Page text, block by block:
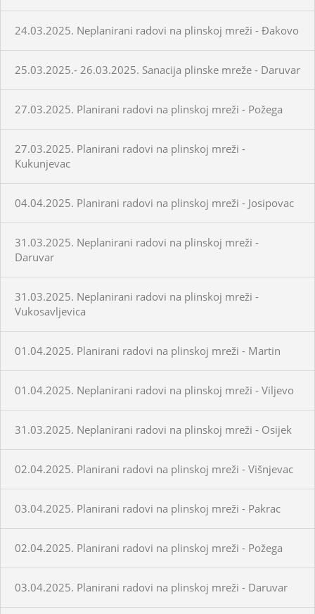
24.03.2025. Neplanirani radovi na plinskoj mreži - Đakovo
25.03.2025.- 26.03.2025. Sanacija plinske mreže - Daruvar
27.03.2025. Planirani radovi na plinskoj mreži - Požega
27.03.2025. Planirani radovi na plinskoj mreži -
Kukunjevac
04.04.2025. Planirani radovi na plinskoj mreži - Josipovac
31.03.2025. Neplanirani radovi na plinskoj mreži -
Daruvar
31.03.2025. Neplanirani radovi na plinskoj mreži -
Vukosavljevica
01.04.2025. Planirani radovi na plinskoj mreži - Martin
01.04.2025. Neplanirani radovi na plinskoj mreži - Viljevo
31.03.2025. Neplanirani radovi na plinskoj mreži - Osijek
02.04.2025. Planirani radovi na plinskoj mreži - Višnjevac
03.04.2025. Planirani radovi na plinskoj mreži - Pakrac
02.04.2025. Planirani radovi na plinskoj mreži - Požega
03.04.2025. Planirani radovi na plinskoj mreži - Daruvar